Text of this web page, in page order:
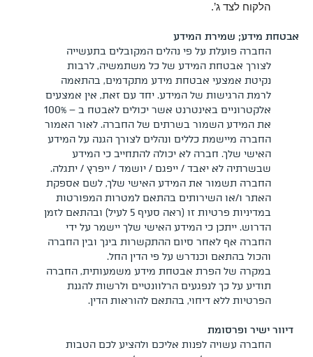
הלקוח לצד ג’.
אבטחת מידע; שמירת המידע
החברה פועלת על פי נהלים המקובלים בתעשייה
לצורך אבטחת המידע של כל משתמשיה, לרבות
נקיטת אמצעי אבטחת מידע מתקדמים, בהתאמה
לרמת הרגישות של המידע. יחד עם זאת, אין אמצעים
אלקטרוניים באינטרנט אשר יכולים לאבטח ב – 100%
את המידע השמור בשרתים של החברה. לאור האמור
החברה מיישמת כללים ונהלים לצורך הגנה על המידע
האישי שלך. חברה לא יכולה להתחייב כי המידע
שבשרתיה לא יאבד / ייפגם / יושמד / ייפרץ / יתגלה.
החברה תשמור את המידע האישי שלך, לשם אספקת
האתר ו/או השירותים בהתאם למטרות המפורטות
במדיניות פרטיות זו (ראה סעיף ‏‏5 לעיל) ובהתאם לזמן
הדרוש. ייתכן כי המידע האישי שלך יישמר על ידי
החברה אף לאחר סיום ההתקשרות בינך ובין החברה
והכול בהתאם וכנדרש על פי הדין החל.
במקרה של הפרת אבטחת מידע משמעותית, החברה
תודיע על כך לנפגעים הרלוונטיים ולרשות להגנת
הפרטיות ללא דיחוי, בהתאם להוראות הדין.
דיוור ישיר ופרסומת
החברה עשויה לפנות אליכם ולהציע לכם הטבות